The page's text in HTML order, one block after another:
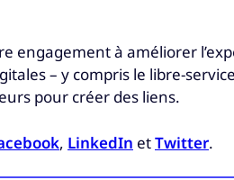
engagement à améliorer
– y compris le libre-
pour créer des liens.
, LinkedIn etTwitter.